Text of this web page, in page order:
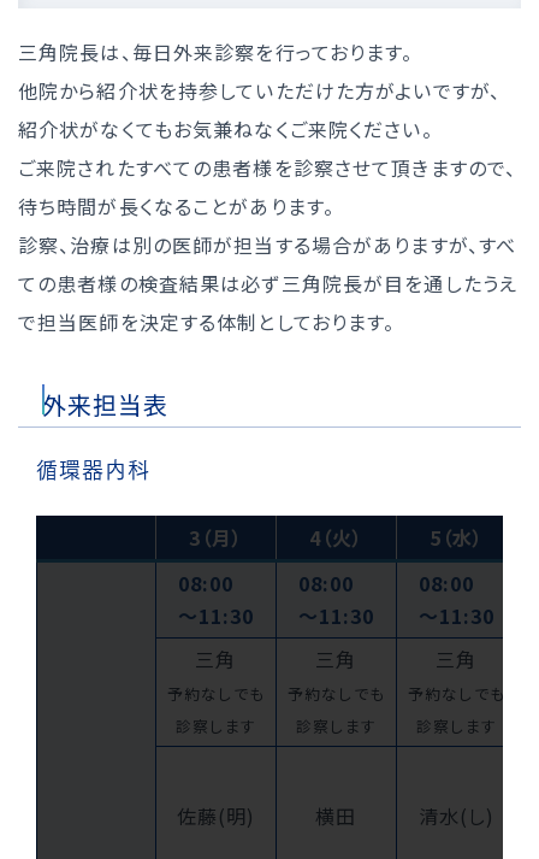
三角院長は、毎日外来診察を行っております。
他院から紹介状を持参していただけた方がよいですが、
紹介状がなくてもお気兼ねなくご来院ください。
ご来院されたすべての患者様を診察させて頂きますので、
待ち時間が長くなることがあります。
診察、治療は別の医師が担当する場合がありますが、すべ
ての患者様の検査結果は必ず三角院長が目を通したうえ
で担当医師を決定する体制としております。
外来担当表
循環器内科
3（月） 4（火）
5（水）
08:00
〜11:30
08:00
〜11:30
08:00
〜11:30
三角
予約なしでも
診察します
三角
予約なしでも
診察します
三角
予約なしでも
診察します
佐藤(明) 横田 清水(し)